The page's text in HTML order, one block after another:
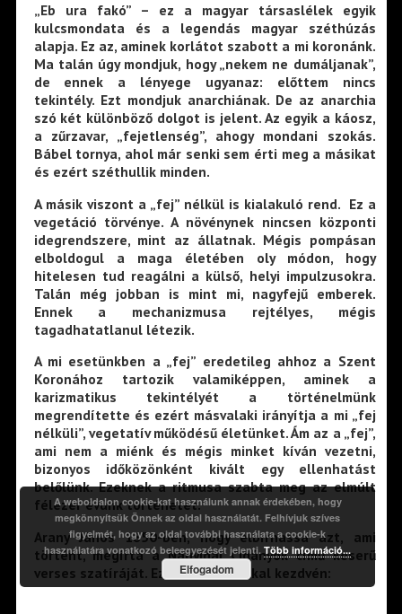
„Eb ura fakó” – ez a magyar társaslélek egyik
kulcsmondata és a legendás magyar széthúzás
alapja. Ez az, aminek korlátot szabott a mi koronánk.
Ma talán úgy mondjuk, hogy „nekem ne dumáljanak”,
de ennek a lényege ugyanaz: előttem nincs
tekintély. Ezt mondjuk anarchiának. De az anarchia
szó két különböző dolgot is jelent. Az egyik a káosz,
a zűrzavar, „fejetlenség”, ahogy mondani szokás.
Bábel tornya, ahol már senki sem érti meg a másikat
és ezért széthullik minden.
A másik viszont a „fej” nélkül is kialakuló rend. Ez a
vegetáció törvénye. A növénynek nincsen központi
idegrendszere, mint az állatnak. Mégis pompásan
elboldogul a maga életében oly módon, hogy
hitelesen tud reagálni a külső, helyi impulzusokra.
Talán még jobban is mint mi, nagyfejű emberek.
Ennek a mechanizmusa rejtélyes, mégis
tagadhatatlanul létezik.
A mi esetünkben a „fej” eredetileg ahhoz a Szent
Koronához tartozik valamiképpen, aminek a
karizmatikus tekintélyét a történelmünk
megrendítette és ezért másvalaki irányítja a mi „fej
nélküli”, vegetatív működésű életünket. Ám az a „fej”,
ami nem a miénk és mégis minket kíván vezetni,
bizonyos időközönként kivált egy ellenhatást
belőlünk. Ezeknek a ritmusa szabta meg az elmúlt
félezer évünk történetét.
Arany János 1850-ben, hogy elbírhassa azt, ami
történt, megírta a Nagyidai Cigányok című keserű
verses szatíráját. Ezekkel a sorokkal kezdvén:
A weboldalon cookie-kat használunk annak érdekében, hogy
megkönnyítsük Önnek az oldal használatát. Felhívjuk szíves
figyelmét, hogy az oldal további használata a cookie-k
használatára vonatkozó beleegyezését jelenti.Több információ...
Elfogadom